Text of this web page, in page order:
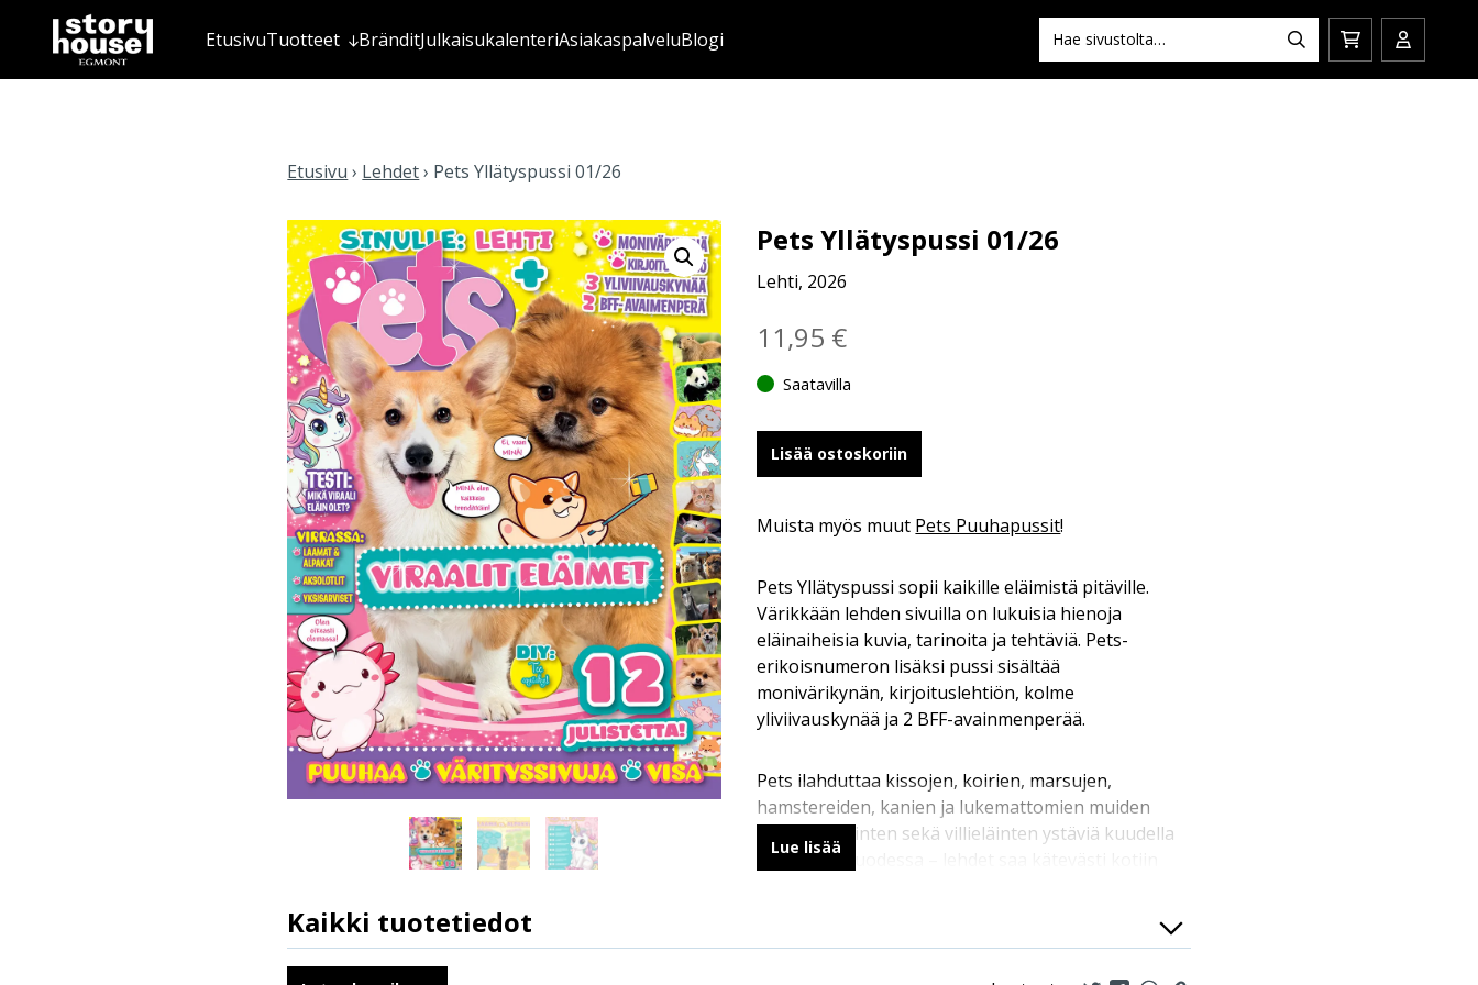
EtusivuTuotteet BränditJulkaisukalenteriAsiakaspalveluBlogi
Hae:
Hae
Siirry
Avaa/
Etusivu › Lehdet› Pets Yllätyspussi 01/26
Pets Yllätyspussi 01/26
Lehti, 2026
11,95 €
Saatavilla
Lisää ostoskoriin
Muista myös muut Pets Puuhapussit!
Pets Yllätyspussi sopii kaikille eläimistä pitäville.
Värikkään lehden sivuilla on lukuisia hienoja
eläinaiheisia kuvia, tarinoita ja tehtäviä. Pets-
erikoisnumeron lisäksi pussi sisältää
monivärikynän, kirjoituslehtiön, kolme
yliviivauskynää ja 2 BFF-avainmenperää.
Pets ilahduttaa kissojen, koirien, marsujen,
hamstereiden, kanien ja lukemattomien muiden
lemmikkieläinten sekä villieläinten ystäviä kuudella
numerolla vuodessa – lehdet saa kätevästi kotiin
Lue lisää
Kaikki tuotetiedot
Ilmestymispäivä
11.2.2026